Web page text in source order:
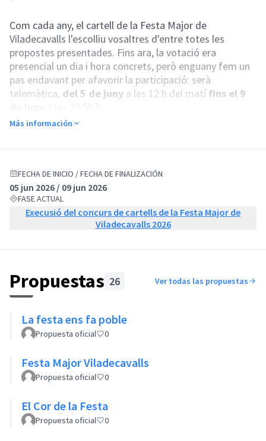
Com cada any, el cartell de la Festa Major de
Viladecavalls l'escolliu vosaltres d'entre totes les
propostes presentades. Fins ara, la votació era
presencial un dia i hora concrets, però enguany fem un
pas endavant per afavorir la participació: serà
telemàtica, del 5 de juny a les 12 h del matí fins el 9
Podran participar-hi les persones
(Enlace externo)
El cartell guanyador es donarà a conèixer el proper 10
de juny.
Más información
FECHA DE INICIO / FECHA DE FINALIZACIÓN
05 jun 2026 / 09 jun 2026
FASE ACTUAL
Execusió del concurs de cartells de la Festa Major de
Viladecavalls 2026
Propuestas 26 Ver todas las propuestas
La festa ens fa poble
Propuesta oficial 0
Festa Major Viladecavalls
Propuesta oficial 0
El Cor de la Festa
Propuesta oficial 0